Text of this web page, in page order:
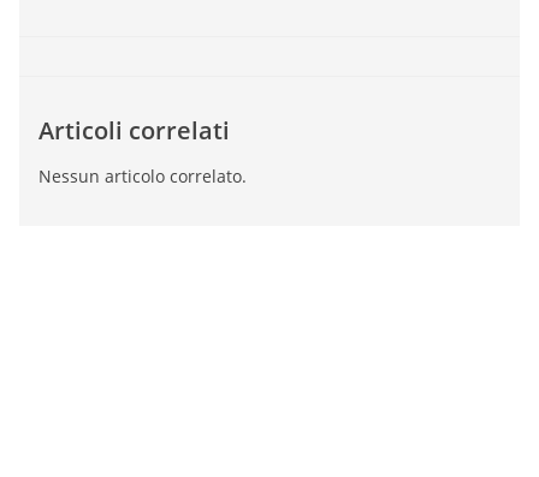
Articoli correlati
Nessun articolo correlato.